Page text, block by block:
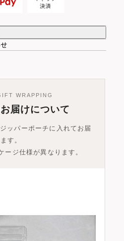
WRAPPING
届けについて
ッパーポーチに入れてお届
す。
ージ仕様が異なります。